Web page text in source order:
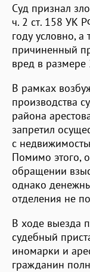
Суд признал
ч. 2 ст. 158 УК
году условно,
причиненный
вред в размере
В рамках
производства
района
запретил
с
Помимо этого,
обращении
однако
отделения не
В ходе выезда
судебный
иномарки и
гражданин